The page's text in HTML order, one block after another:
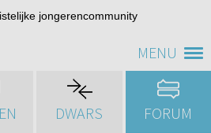
MENU
jongerencommunity
DWARS FORUM